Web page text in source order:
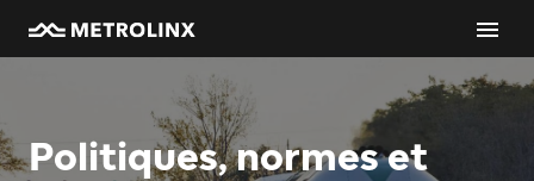
Politiques, normes et